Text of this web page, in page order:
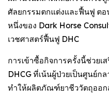
ศัลยกรรมตกแต่งและฟื้นฟู ตอ
หนึ่งของ Dark Horse
เวชศาสตร์ฟื้นฟู DHC
การเข้าซื้อกิจการครั้งนี้ช่วยเ
DHCG ที่เน้นผู้ป่วยเป็นศูนย์ก
ทำให้ผลิตภัณฑ์ยาชีววัตถุออก